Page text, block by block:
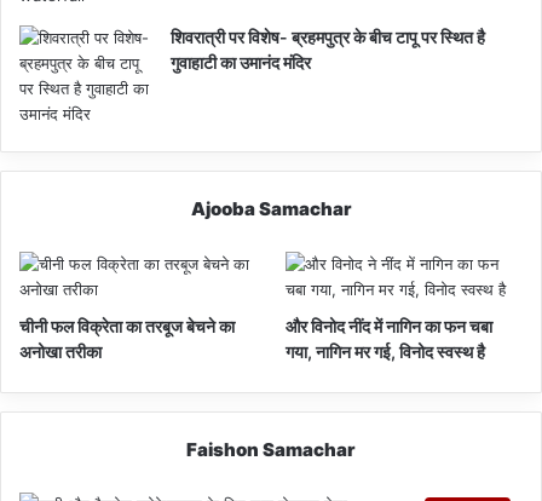
शिवरात्री पर विशेष- ब्रहमपुत्र के बीच टापू पर स्थित है
गुवाहाटी का उमानंद मंदिर
Ajooba Samachar
चीनी फल विक्रेता का तरबूज बेचने का
अनोखा तरीका
और विनोद नींद में नागिन का फन चबा
गया, नागिन मर गई, विनोद स्वस्थ है
Faishon Samachar